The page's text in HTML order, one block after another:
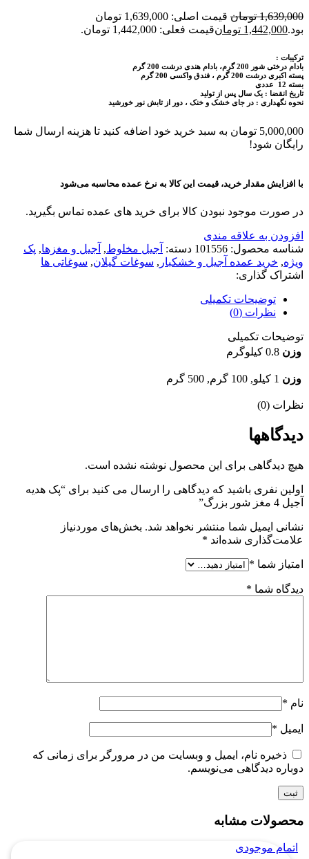
1,639,000 تومان
قیمت اصلی: 1,639,000 تومان
بود.1,442,000 تومانقیمت فعلی: 1,442,000 تومان.
ترکیبات :
بادام درختی شور 200 گرم، بادام هندی درشت 200 گرم
پسته اکبری درشت 200 گرم ، فندق واکسی 200 گرم
بسته 12 عددی
تاریخ انقضا : یک سال پس از تولید
نحوه نگهداری : در جای خشک و خنک ، دور از تابش نور خورشید
5,000,000 تومان به سبد خرید خود اضافه کنید تا هزینه ارسال شما
رایگان شود!
با افزایش مقدار خرید، قیمت این کالا به نرخ عمده محاسبه می‌شود
در صورت موجود نبودن کالا برای خرید های عمده تماس بگیرید.
افزودن به علاقه مندی
شناسه محصول: 101556 دسته: آجیل مخلوط, آجیل و مغزها, پک
ویژه, خرید عمده آجیل و خشکبار , سوغات گیلان, سوغاتی ها
اشتراک گذاری:
توضیحات تکمیلی
نظرات (0)
توضیحات تکمیلی
وزن 0.8 کیلوگرم
وزن 1 کیلو, 100 گرم, 500 گرم
نظرات (0)
دیدگاهها
هیچ دیدگاهی برای این محصول نوشته نشده است.
اولین نفری باشید که دیدگاهی را ارسال می کنید برای “پک هدیه
آجیل 4 مغز شور بزرگ”
نشانی ایمیل شما منتشر نخواهد شد. بخش‌های موردنیاز
علامت‌گذاری شده‌اند *
امتیاز شما *
دیدگاه شما *
نام *
ایمیل *
ذخیره نام، ایمیل و وبسایت من در مرورگر برای زمانی که
دوباره دیدگاهی می‌نویسم.
محصولات مشابه
اتمام موجودی